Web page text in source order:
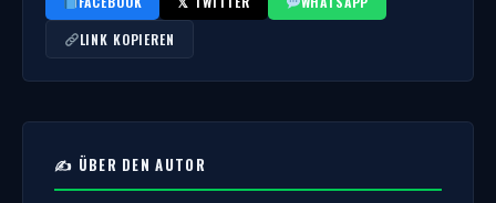
LINK KOPIEREN
✍️ ÜBER DEN AUTOR